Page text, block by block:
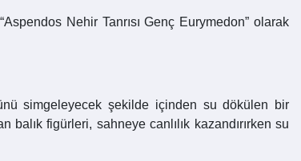
Nehir Tanrısı Genç Eurymedon” olarak
simgeleyecek şekilde içinden su dökülen bir
figürleri, sahneye canlılık kazandırırken su